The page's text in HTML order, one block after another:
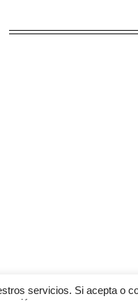
servicios. Si acepta o